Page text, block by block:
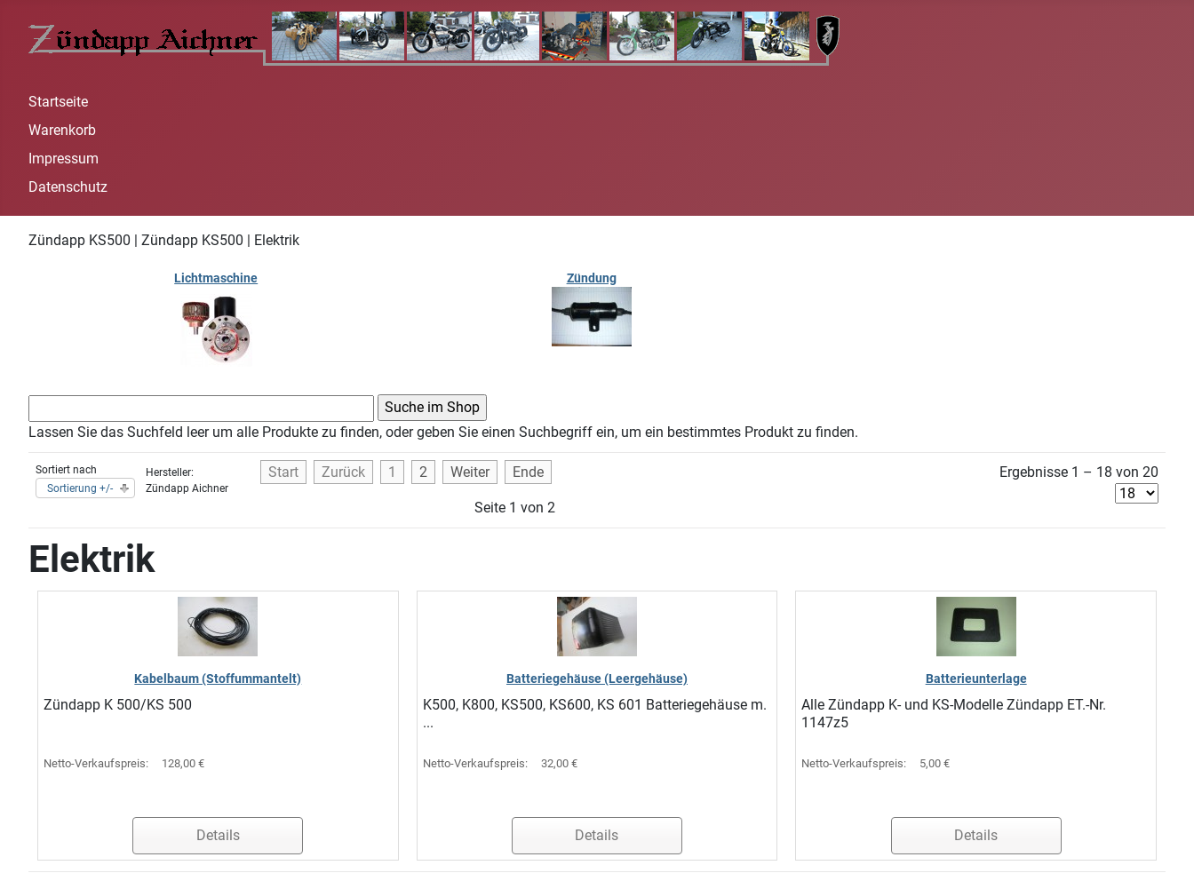
Startseite
Warenkorb
Impressum
Datenschutz
Zündapp KS500 | Zündapp KS500 | Elektrik
Lichtmaschine Zündung
Lassen Sie das Suchfeld leer um alle Produkte zu finden, oder geben Sie einen Suchbegriff ein, um ein bestimmtes Produkt zu finden.
Sortiert nach
Sortierung +/-
Hersteller:
Zündapp Aichner
Start Zurück 1 2 Weiter Ende
Seite 1 von 2
Ergebnisse 1 – 18 von 20
Elektrik
Kabelbaum (Stoffummantelt)
Zündapp K 500/KS 500
Netto-Verkaufspreis: 128,00 €
Details
Batteriegehäuse (Leergehäuse)
K500, K800, KS500, KS600, KS 601 Batteriegehäuse m.
...
Netto-Verkaufspreis: 32,00 €
Details
Batterieunterlage
Alle Zündapp K- und KS-Modelle Zündapp ET.-Nr.
1147z5
Netto-Verkaufspreis: 5,00 €
Details